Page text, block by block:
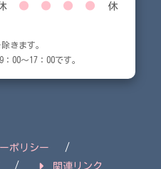
● ● ● ● 休
きます。
00～17：00です。
ポリシー
関連リンク